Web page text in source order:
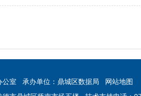
公室 承办单位：鼎城区数据局
网站地图